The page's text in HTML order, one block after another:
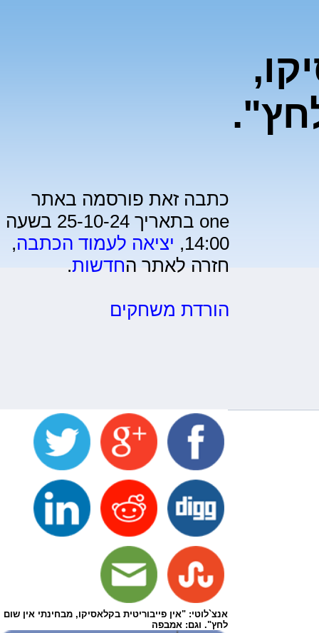
כתבה זאת פורסמה באתר
one בתאריך 25-10-24 בשעה
14:00, יציאה לעמוד הכתבה,
חזרה לאתר החדשות.
הורדת משחקים
אנצ`לוטי: "אין פייבוריטית בקלאסיקו, מבחינתי אין שום
לחץ". וגם: אמבפה